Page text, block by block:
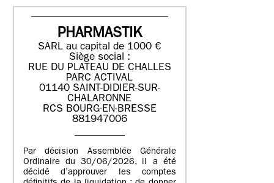
PHARMASTIK
SARL au capital de 1000 €
Siège social :
RUE DU PLATEAU DE CHALLES
PARC ACTIVAL
01140 SAINT-DIDIER-SUR-
CHALARONNE
RCS BOURG-EN-BRESSE
881947006
Par décision Assemblée Générale
Ordinaire du 30/06/2026, il a été
décidé d’approuver les comptes